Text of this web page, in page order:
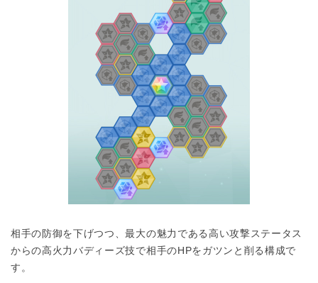
相手の防御を下げつつ、最大の魅力である高い攻撃ステータス
からの高火力バディーズ技で相手のHPをガツンと削る構成で
す。